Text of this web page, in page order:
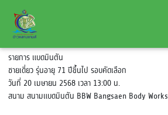
รายการ แบดมินตัน
ชายเดี่ยว รุ่นอายุ 71 ปีขึ้นไป รอบคัดเลือก
วันที่ 20 เมษายน 2568 เวลา 13:00 น.
สนาม สนามแบดมินตัน BBW Bangsaen Body Works